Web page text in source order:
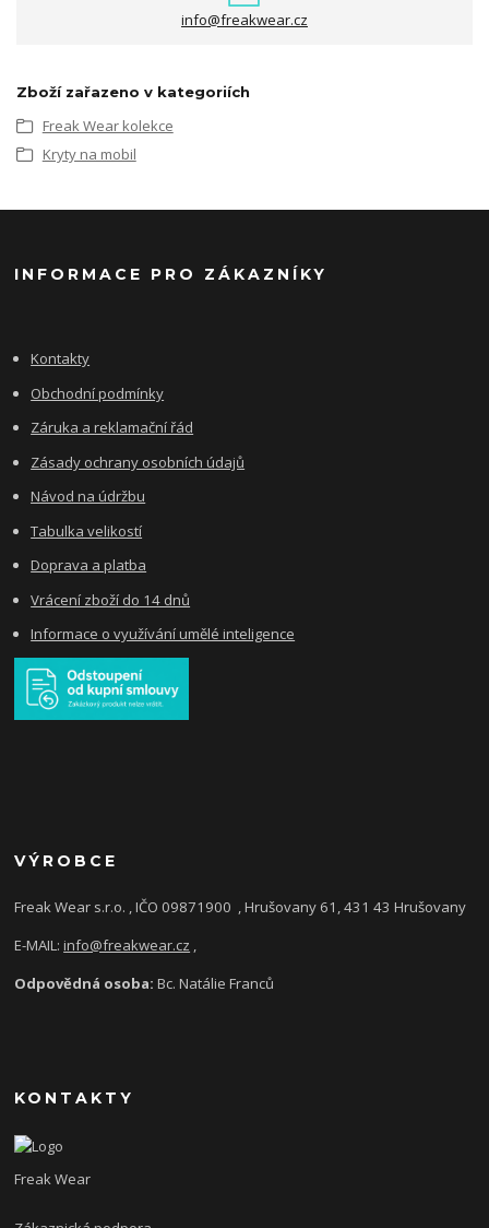
info@freakwear.cz
Zboží zařazeno v kategoriích
Freak Wear kolekce
Kryty na mobil
INFORMACE PRO ZÁKAZNÍKY
Kontakty
Obchodní podmínky
Záruka a reklamační řád
Zásady ochrany osobních údajů
Návod na údržbu
Tabulka velikostí
Doprava a platba
Vrácení zboží do 14 dnů
Informace o využívání umělé inteligence
VÝROBCE
Freak Wear s.r.o. , IČO 09871900 , Hrušovany 61, 431 43 Hrušovany
E-MAIL:info@freakwear.cz ,
Odpovědná osoba:Bc. Natálie Franců
KONTAKTY
Freak Wear